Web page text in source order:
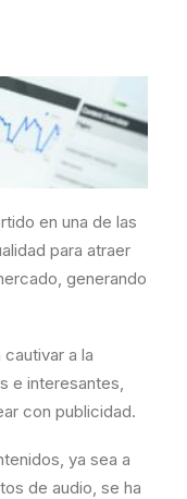
en una de las
para atraer
generando
a la
e interesantes,
con publicidad.
ya sea a
de audio, se ha